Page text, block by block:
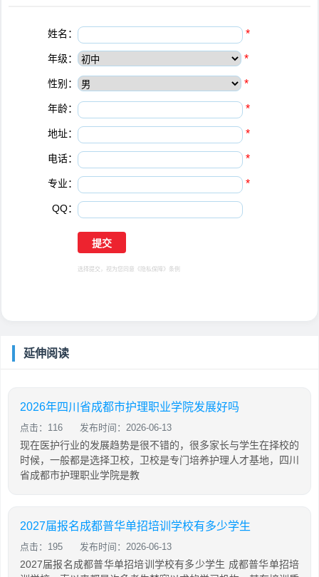
姓名： *
年级： *
性别： *
年龄： *
地址： *
电话： *
专业： *
QQ：
选择提交，视为您同意 《隐私保障》 条例
延伸阅读
2026年四川省成都市护理职业学院发展好吗
点击：116 发布时间：2026-06-13
现在医护行业的发展趋势是很不错的，很多家长与学生在择校的
时候，一般都是选择卫校，卫校是专门培养护理人才基地，四川
省成都市护理职业学院是教
2027届报名成都普华单招培训学校有多少学生
点击：195 发布时间：2026-06-13
2027届报名成都普华单招培训学校有多少学生 成都普华单招培